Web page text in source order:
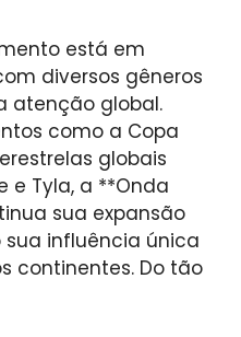
está em
diversos gêneros
atenção global.
como a Copa
globais
e Tyla, a **Onda
sua expansão
influência única
continentes. Do tão